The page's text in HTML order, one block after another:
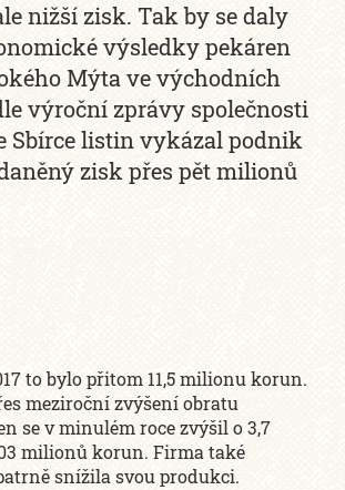
nižší zisk. Tak by se daly
výsledky pekáren
Mýta ve východních
výroční zprávy společnosti
Sbírce listin vykázal podnik
zisk přes pět milionů
to bylo přitom 11,5 milionu korun.
meziroční zvýšení obratu
se v minulém roce zvýšil o 3,7
milionů korun. Firma také
snížila svou produkci.